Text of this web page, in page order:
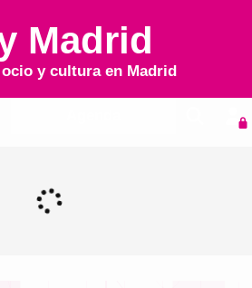
Madrid
y cultura en Madrid